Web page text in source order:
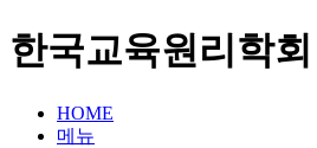
한국교육원리학회
HOME
메뉴